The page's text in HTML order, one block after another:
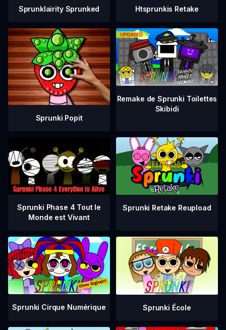
Sprunklairity Sprunked Htsprunkis Retake
Sprunki Popit
Remake de Sprunki Toilettes
Skibidi
Sprunki Phase 4 Tout le
Monde est Vivant
Sprunki Retake Reupload
Sprunki Cirque Numérique Sprunki École